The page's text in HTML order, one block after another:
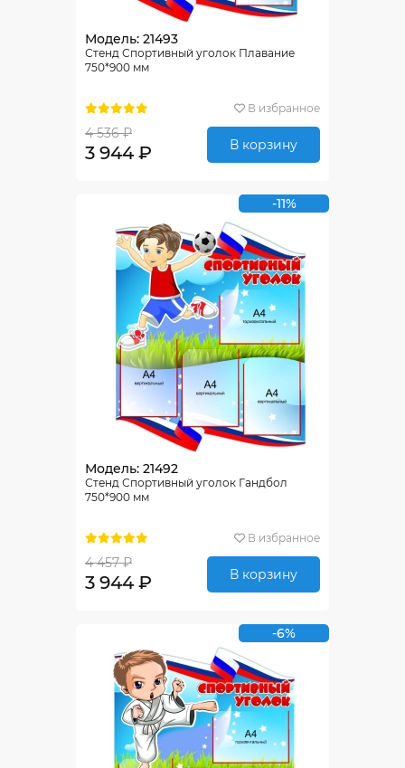
Модель: 21493
Стенд Спортивный уголок Плавание
750*900 мм
В избранное
4 536 ₽
3 944 ₽ В корзину
-11%
Модель: 21492
Стенд Спортивный уголок Гандбол
750*900 мм
В избранное
4 457 ₽
3 944 ₽ В корзину
-6%